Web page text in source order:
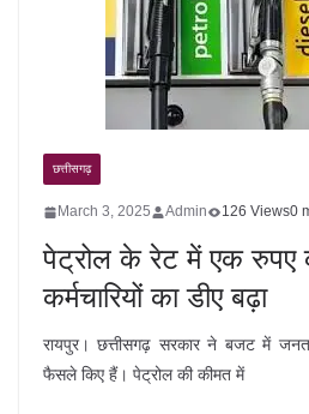
छत्तीसगढ़
March 3, 2025 Admin 126 Views0
पेट्रोल के रेट में एक रुपए
कर्मचारियों का डीए बढ़ा
रायपुर। छत्तीसगढ़ सरकार ने बजट में
फैसले किए हैं। पेट्रोल की कीमत में